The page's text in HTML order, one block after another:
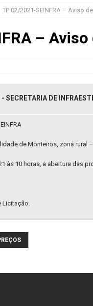
TP 02/2021-SEINFRA – Aviso
–
SECRETARIA DE
de Monteiros, zona rural
às 10 horas, a abertura das
Licitação.